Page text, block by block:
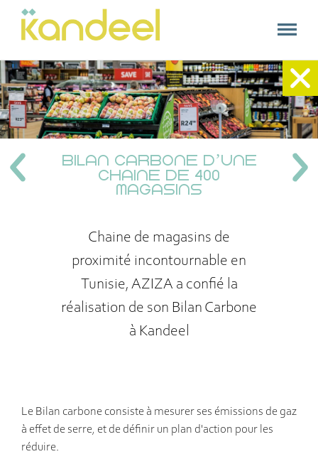
Accueil
+
Nos expertises
Nos références
Contact
BILAN CARBONE D’UNE
CHAINE DE 400
MAGASINS
Chaine de magasins de
proximité incontournable en
Tunisie, AZIZA a confié la
réalisation de son Bilan Carbone
à Kandeel
Le Bilan carbone consiste à mesurer ses émissions de gaz
à effet de serre, et de définir un plan d'action pour les
réduire.